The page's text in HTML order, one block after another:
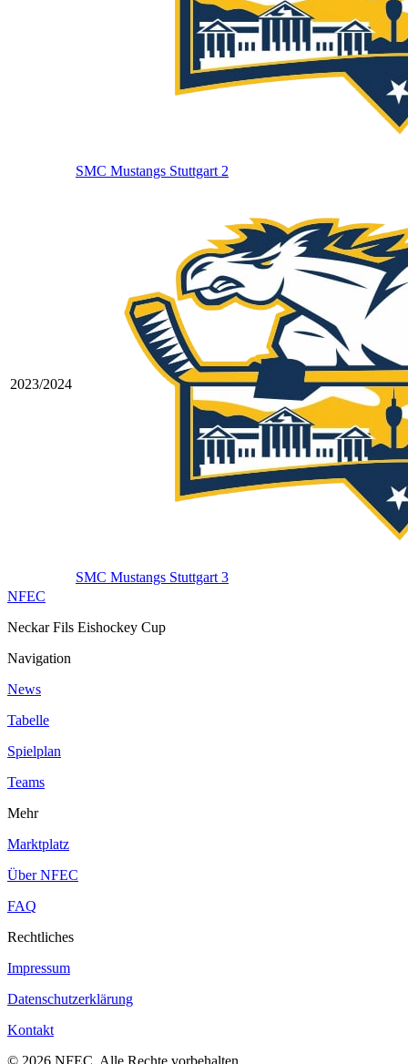
SMC Mustangs Stuttgart 2
2023/2024
SMC Mustangs Stuttgart 3
NFEC
Neckar Fils Eishockey Cup
Navigation
News
Tabelle
Spielplan
Teams
Mehr
Marktplatz
Über NFEC
FAQ
Rechtliches
Impressum
Datenschutzerklärung
Kontakt